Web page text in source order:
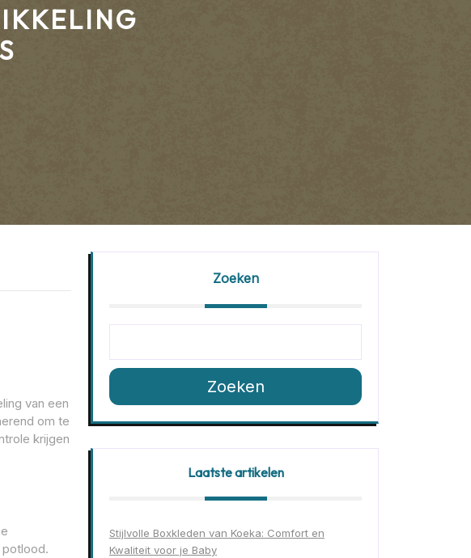
van een
om te
krijgen
Zoeken
Zoeken
Laatste artikelen
Stijlvolle Boxkleden van Koeka: Comfort en
Kwaliteit voor je Baby